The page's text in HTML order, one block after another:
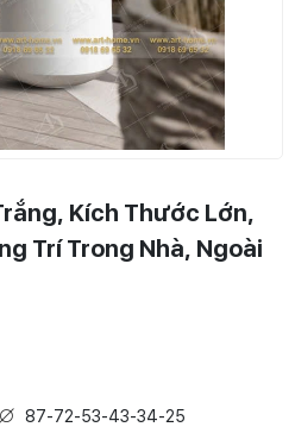
Kích Thước Lớn,
Trí Trong Nhà, Ngoài
87-72-53-43-34-25